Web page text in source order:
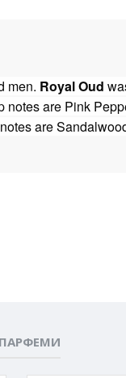
men. Royal Oud
are Pink
are